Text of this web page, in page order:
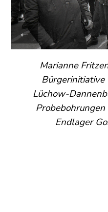
Marianne
Lüchow-
Endlager
←